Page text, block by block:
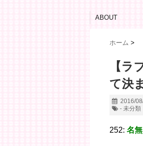
ABOUT
ホーム >
【ラ
て決
2016/
- 未分類
252: 名